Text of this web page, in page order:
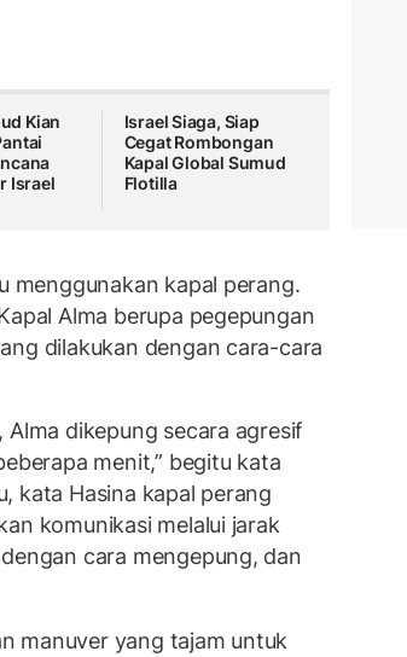
Kian
Israel
Israel Siaga, Siap
Cegat Rombongan
Kapal Global Sumud
Flotilla
menggunakan kapal perang.
Alma berupa pegepungan
dilakukan dengan cara-cara
dikepung secara agresif
menit,” begitu kata
kata Hasina kapal perang
komunikasi melalui jarak
cara mengepung, dan
manuver yang tajam untuk